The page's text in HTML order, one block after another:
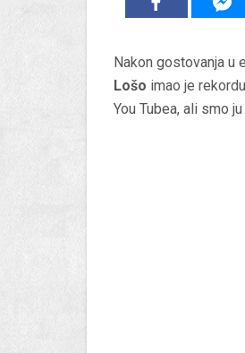
Nakon gostovanja u
Lošo imao je
You Tubea, ali smo